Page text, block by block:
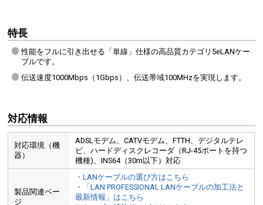
特長
性能をフルに引き出せる「単線」仕様の高品質カテゴリ5eLANケー
ブルです。
伝送速度1000Mbps（1Gbps）、伝送帯域100MHzを実現します。
対応情報
対応環境（機
器）
ADSLモデム、CATVモデム、FTTH、デジタルテレ
ビ、ハードディスクレコーダ（RJ-45ポートを持つ
機種)、INS64（30m以下）対応
製品関連ペー
ジ
・LANケーブルの選び方はこちら
・「LAN PROFESSIONAL LANケーブルの加工法と
最新情報」はこちら